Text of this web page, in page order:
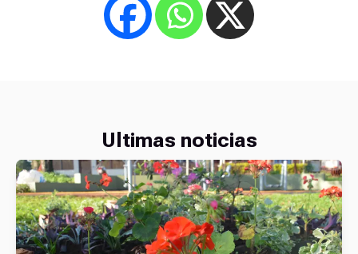
Ultimas noticias